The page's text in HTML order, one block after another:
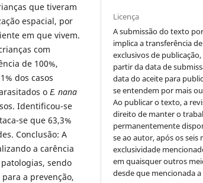
que tiveram
espacial, por
em que vivem.
com
de 100%,
dos casos
o E. nana
Identificou-se
se que 63,3%
Conclusão: A
a carência
sendo
a prevenção,
Licença
A submissão do texto
implica a transferência
exclusivos de
partir da data de
data do aceite para
se entendem por mais
Ao publicar o texto, a
direito de manter o
permanentemente
se ao autor, após os seis
exclusividade
em quaisquer outros
desde que mencionada